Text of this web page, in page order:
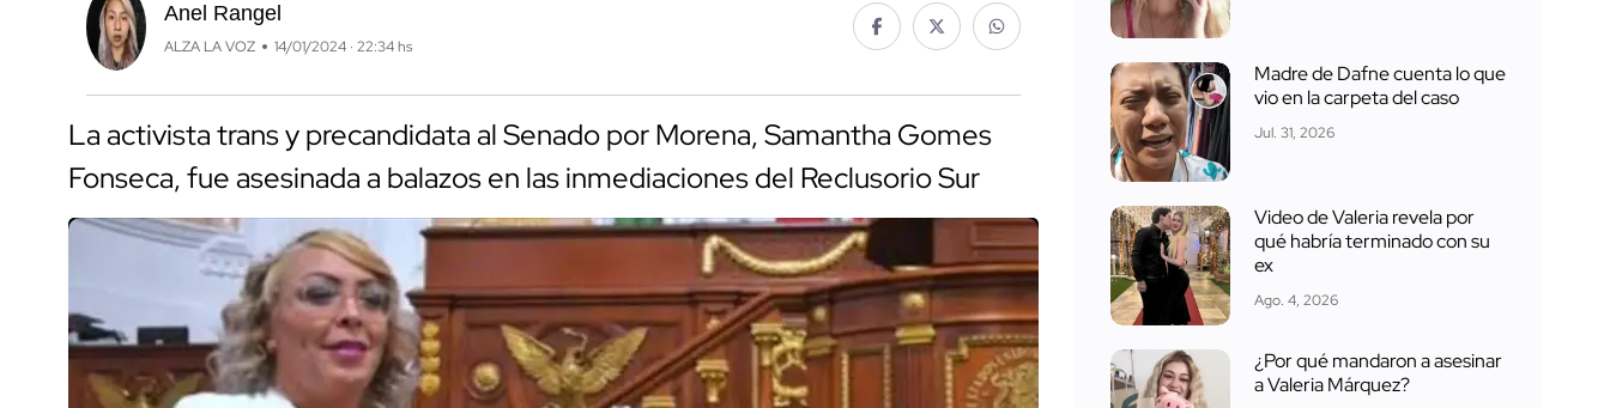
Anel Rangel
ALZA LA VOZ 14/01/2024 · 22:34 hs
La activista trans y precandidata al Senado por Morena, Samantha Gomes
Fonseca, fue asesinada a balazos en las inmediaciones del Reclusorio Sur
Madre de Dafne cuenta lo que
vio en la carpeta del caso
Jul. 31, 2026
Video de Valeria revela por
qué habría terminado con su
ex
Ago. 4, 2026
¿Por qué mandaron a asesinar
a Valeria Márquez?